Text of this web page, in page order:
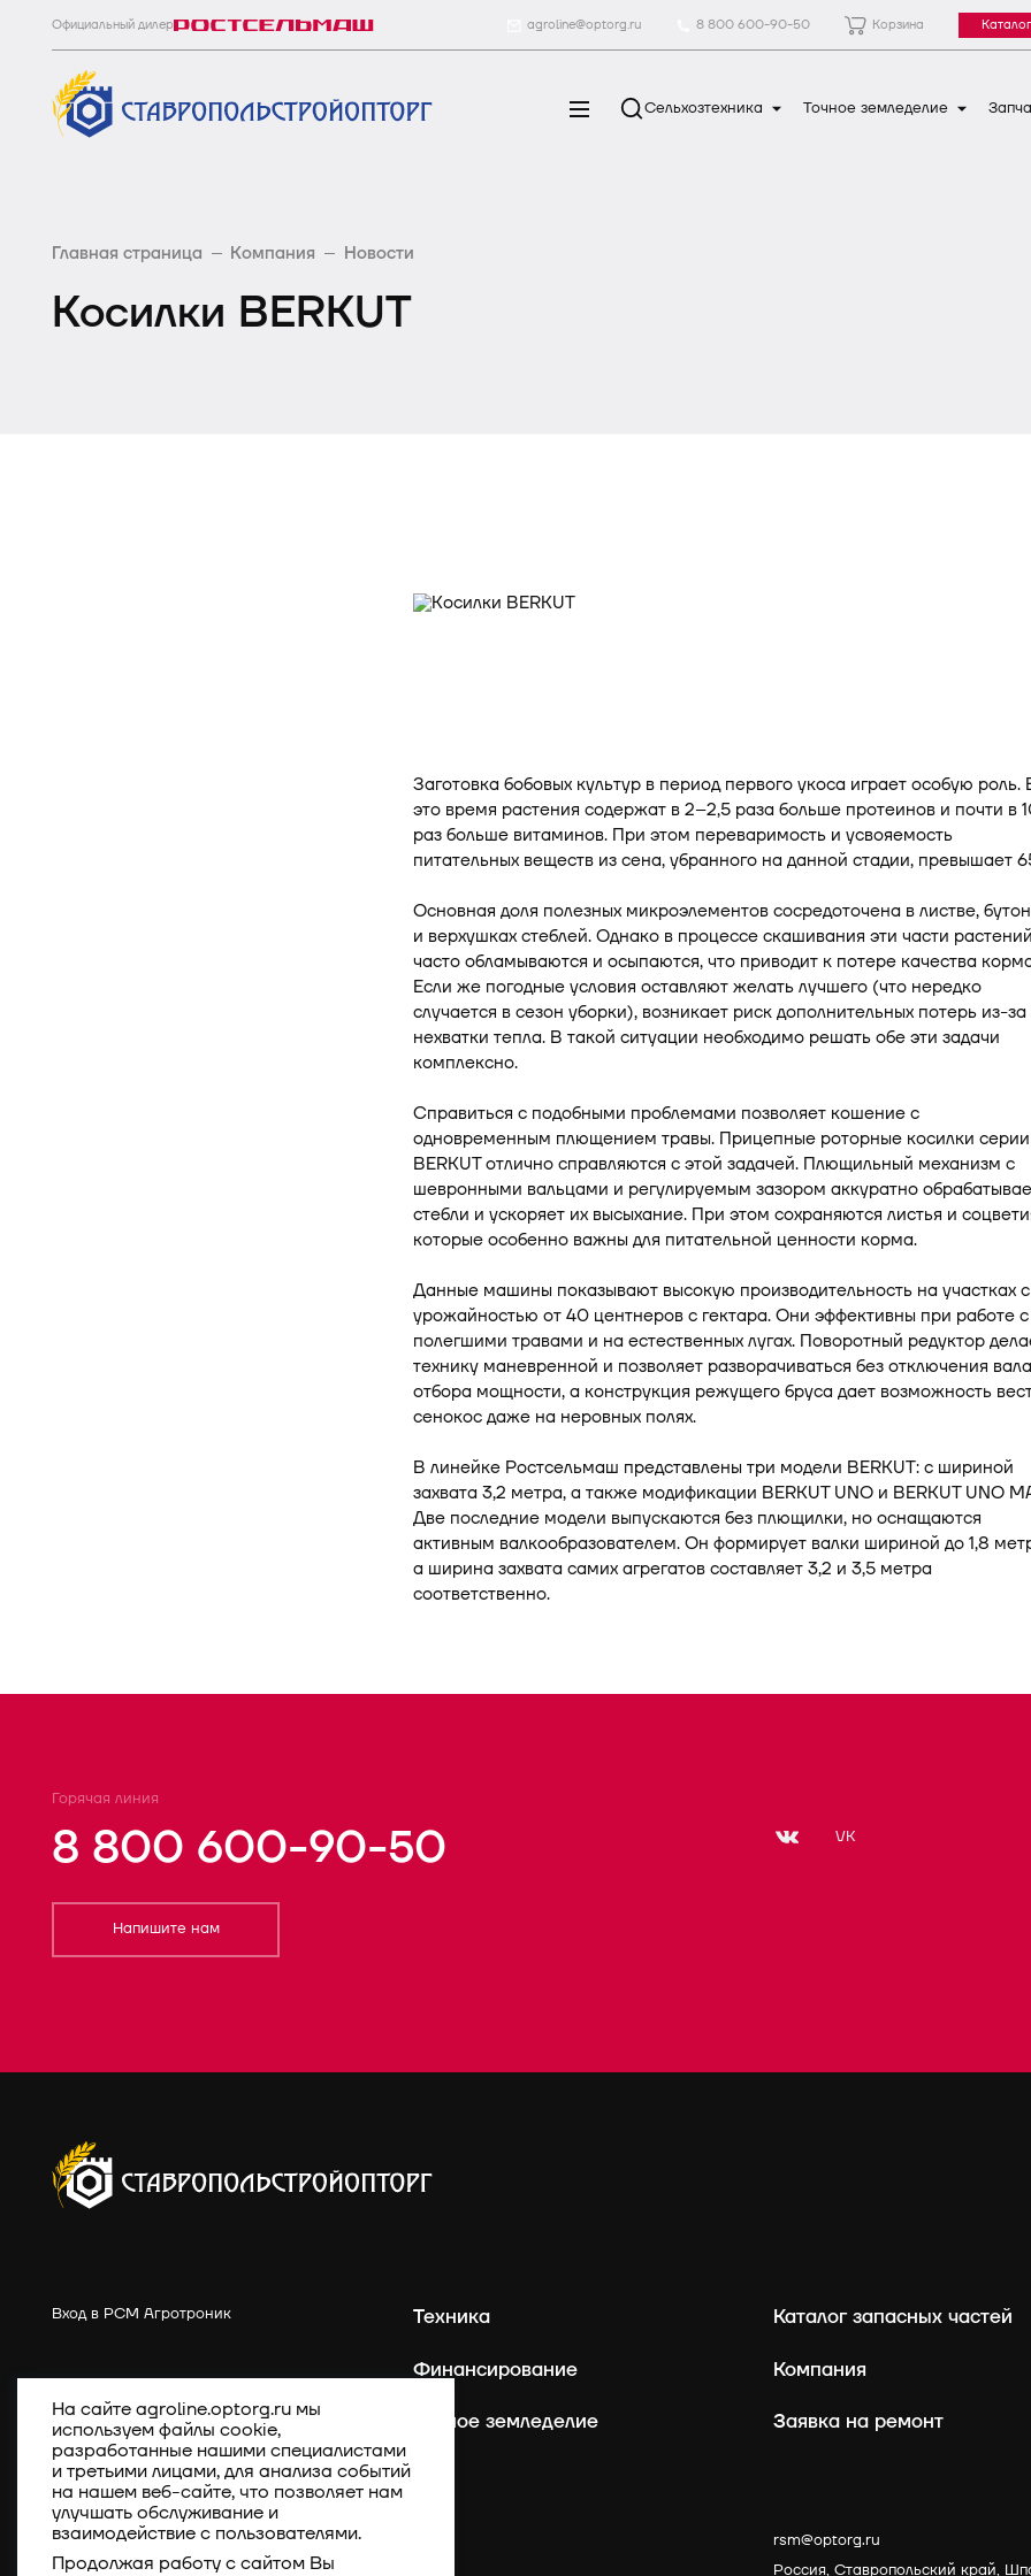
Официальный дилер agroline@optorg.ru 8 800 600-90-50 Корзина
Сельхозтехника Точное земледелие
Главная страница Компания Новости
Косилки BERKUT
Заготовка бобовых культур в период первого укоса играет особую роль.
это время растения содержат в 2–2,5 раза больше протеинов и почти в
раз больше витаминов. При этом переваримость и усвояемость
питательных веществ из сена, убранного на данной стадии, превышает
Основная доля полезных микроэлементов сосредоточена в листве,
и верхушках стеблей. Однако в процессе скашивания эти части растений
часто обламываются и осыпаются, что приводит к потере качества
Если же погодные условия оставляют желать лучшего (что нередко
случается в сезон уборки), возникает риск дополнительных потерь из-за
нехватки тепла. В такой ситуации необходимо решать обе эти задачи
комплексно.
Справиться с подобными проблемами позволяет кошение с
одновременным плющением травы. Прицепные роторные косилки серии
BERKUT отлично справляются с этой задачей. Плющильный механизм с
шевронными вальцами и регулируемым зазором аккуратно
стебли и ускоряет их высыхание. При этом сохраняются листья и
которые особенно важны для питательной ценности корма.
Данные машины показывают высокую производительность на участках с
урожайностью от 40 центнеров с гектара. Они эффективны при работе с
полегшими травами и на естественных лугах. Поворотный редуктор
технику маневренной и позволяет разворачиваться без отключения вала
отбора мощности, а конструкция режущего бруса дает возможность
сенокос даже на неровных полях.
В линейке Ростсельмаш представлены три модели BERKUT: с шириной
захвата 3,2 метра, а также модификации BERKUT UNO и BERKUT UNO
Две последние модели выпускаются без плющилки, но оснащаются
активным валкообразователем. Он формирует валки шириной до 1,8
а ширина захвата самих агрегатов составляет 3,2 и 3,5 метра
соответственно.
Горячая линия
8 800 600-90-50
Напишите нам
VK
Вход в РСМ Агротроник
Техника
Финансирование
Точное земледелие
Каталог запасных частей
Компания
Заявка на ремонт
rsm@optorg.ru
Россия, Ставропольский край,
На сайте agroline.optorg.ru мы
используем файлы cookie,
разработанные нашими специалистами
и третьими лицами, для анализа событий
на нашем веб-сайте, что позволяет нам
улучшать обслуживание и
взаимодействие с пользователями.
Продолжая работу с сайтом Вы